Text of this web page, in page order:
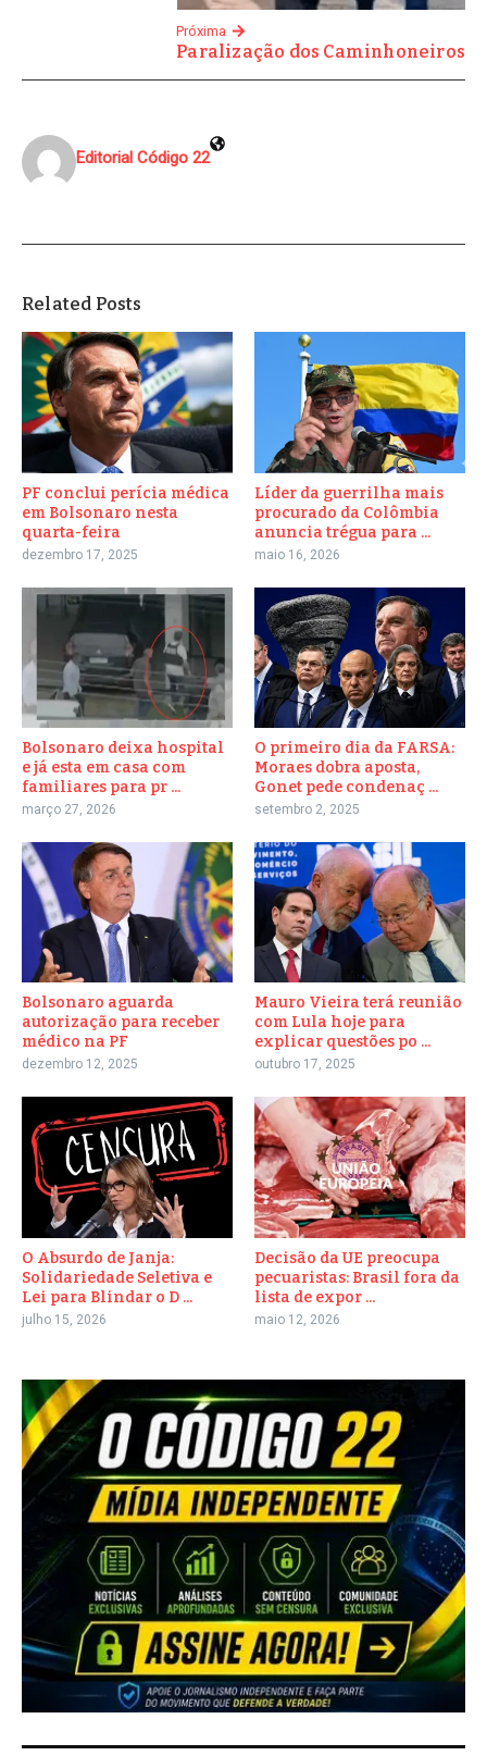
Próxima
Paralização dos Caminhoneiros
Editorial Código 22
Related Posts
PF conclui perícia médica
em Bolsonaro nesta
quarta-feira
dezembro 17, 2025
Líder da guerrilha mais
procurado da Colômbia
anuncia trégua para ...
maio 16, 2026
Bolsonaro deixa hospital
e já esta em casa com
familiares para pr ...
março 27, 2026
O primeiro dia da FARSA:
Moraes dobra aposta,
Gonet pede condenaç ...
setembro 2, 2025
Bolsonaro aguarda
autorização para receber
médico na PF
dezembro 12, 2025
Mauro Vieira terá reunião
com Lula hoje para
explicar questões po ...
outubro 17, 2025
O Absurdo de Janja:
Solidariedade Seletiva e
Lei para Blindar o D ...
julho 15, 2026
Decisão da UE preocupa
pecuaristas: Brasil fora da
lista de expor ...
maio 12, 2026